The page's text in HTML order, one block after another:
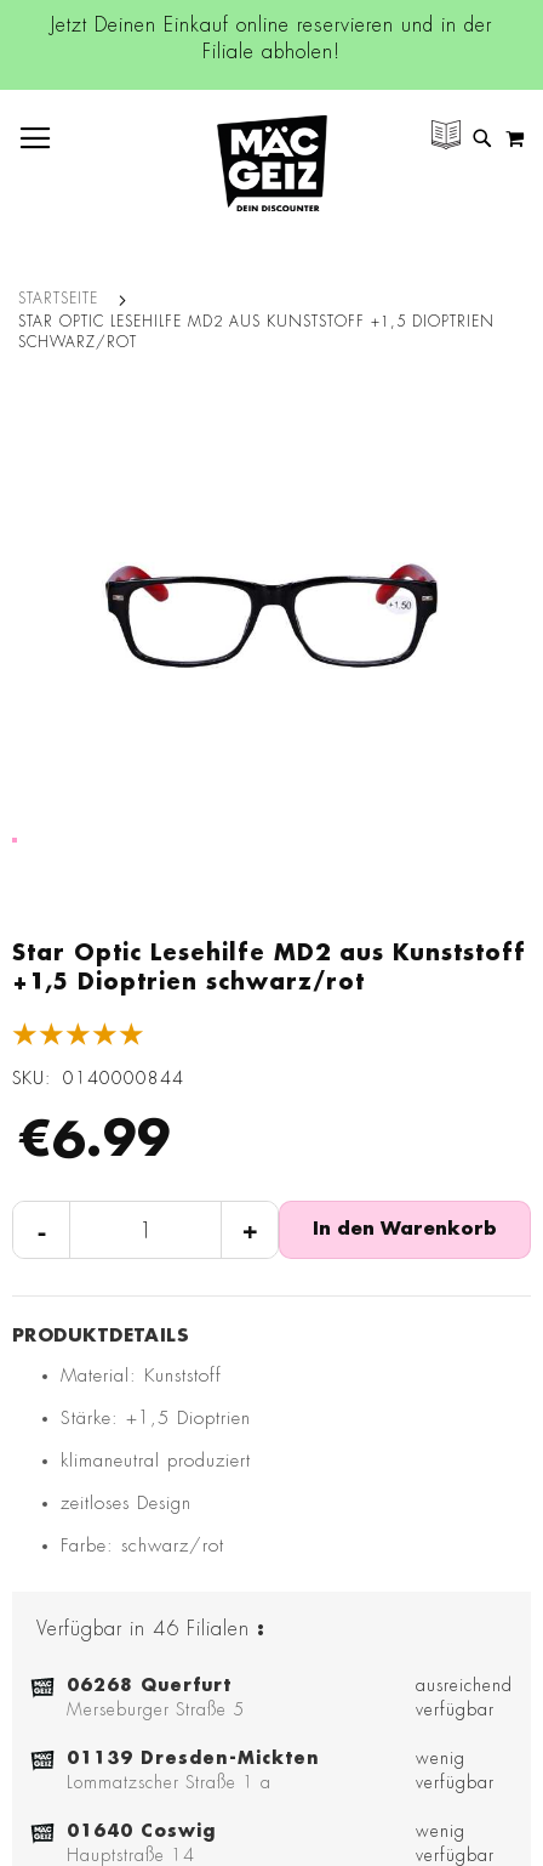
Jetzt Deinen Einkauf online reservieren und in der
Filiale abholen!
SUCHE
STARTSEITE
STAR OPTIC LESEHILFE MD2 AUS KUNSTSTOFF +1,5 DIOPTRIEN
SCHWARZ/ROT
Star Optic Lesehilfe MD2 aus Kunststoff
+1,5 Dioptrien schwarz/rot
★★★★★
SKU 0140000844
€6.99
- + In den Warenkorb
Material: Kunststoff
Stärke: +1,5 Dioptrien
klimaneutral produziert
zeitloses Design
Farbe: schwarz/rot
Verfügbar in 46 Filialen :
06268 Querfurt
Merseburger Straße 5
ausreichend
verfügbar
01139 Dresden-Mickten
Lommatzscher Straße 1 a
wenig
verfügbar
01640 Coswig
Hauptstraße 14
wenig
verfügbar
Anfang
der
springen